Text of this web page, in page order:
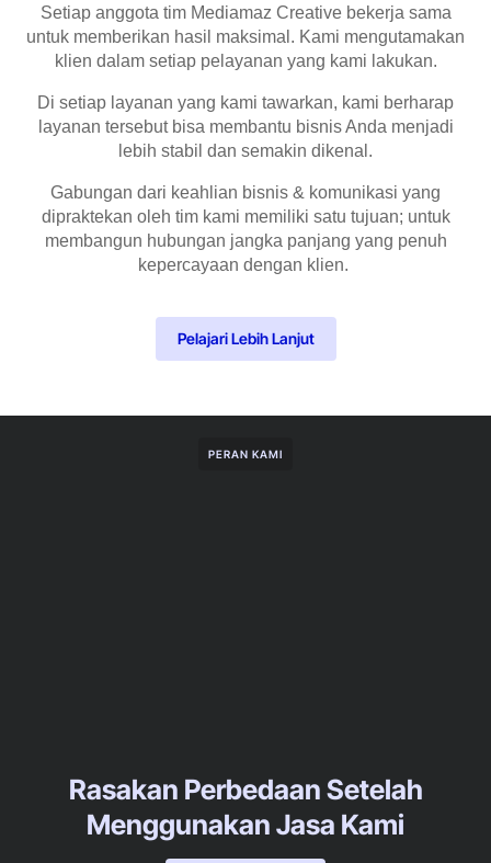
Setiap anggota tim Mediamaz Creative bekerja sama
untuk memberikan hasil maksimal. Kami mengutamakan
klien dalam setiap pelayanan yang kami lakukan.
Di setiap layanan yang kami tawarkan, kami berharap
layanan tersebut bisa membantu bisnis Anda menjadi
lebih stabil dan semakin dikenal.
Gabungan dari keahlian bisnis & komunikasi yang
dipraktekan oleh tim kami memiliki satu tujuan; untuk
membangun hubungan jangka panjang yang penuh
kepercayaan dengan klien.
Pelajari Lebih Lanjut
PERAN KAMI
Rasakan Perbedaan Setelah
Menggunakan Jasa Kami